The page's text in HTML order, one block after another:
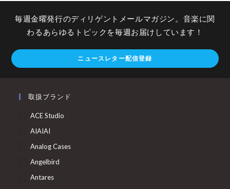
毎週金曜発行のディリゲントメールマガジン。音楽に関
わるあらゆるトピックを毎週お届けしています！
ニュースレター配信登録
取扱ブランド
ACE Studio
AIAIAI
Analog Cases
Angelbird
Antares